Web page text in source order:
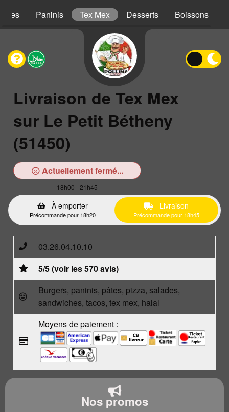
Paninis Tex Mex Desserts Boissons
Livraison de Tex Mex
sur Le Petit Bétheny
(51450)
Actuellement fermé...
18h00 - 21h45
À emporter
Précommande pour 18h20
Livraison
Précommande pour 18h45
03.26.04.10.10
5/5 (voir les 570 avis)
Burgers, paninis, pâtes, pizza, salades,
sandwiches, tacos, tex mex, halal
Moyens de paiement :
Nos promos